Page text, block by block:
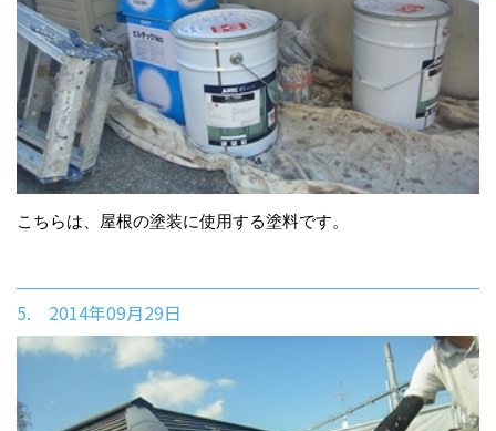
こちらは、屋根の塗装に使用する塗料です。
5. 2014年09月29日